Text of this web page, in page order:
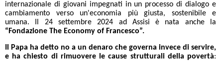
internazionale di giovani impegnati in un processo di dialogo e
cambiamento verso un'economia più giusta, sostenibile e
umana. Il 24 settembre 2024 ad Assisi è nata anche la
“Fondazione The Economy of Francesco”.
Il Papa ha detto no a un denaro che governa invece di servire,
e ha chiesto di rimuovere le cause strutturali della povertà: